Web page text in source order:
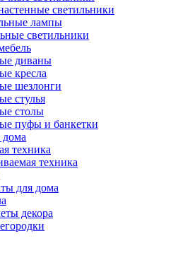
светильники
лампы
светильники
диваны
кресла
шезлонги
стулья
столы
пуфы и банкетки
дома
техника
техника
для дома
декора